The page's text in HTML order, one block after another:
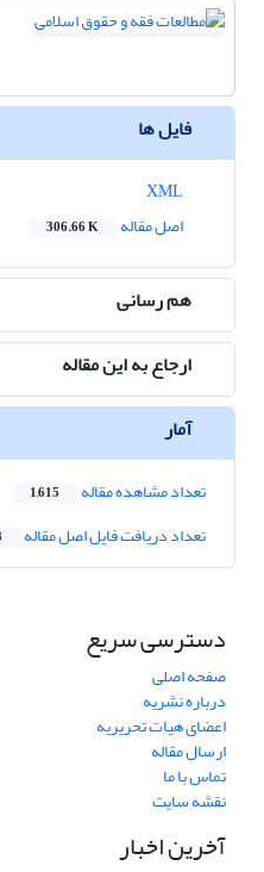
فایل ها
اصل مقاله
306.66 K
هم رسانی
ارجاع به این مقاله
آمار
تعداد مشاهده مقاله 1,615
تعداد دریافت فایل اصل مقاله
دسترسی سریع
صفحه اصلی
درباره نشریه
اعضای هیات تحریریه
ارسال مقاله
تماس با ما
نقشه سایت
آخرین اخبار